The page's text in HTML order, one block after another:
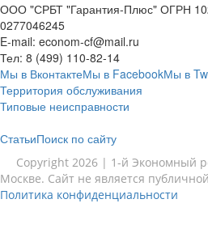
ООО "СРБТ "Гарантия-Плюс" ОГРН
0277046245
E-mail: econom-cf@mail.ru
Тел: 8 (499) 110-82-14
Мы в ВконтактеМы в FacebookМы в
Территория обслуживания
Типовые неисправности
СтатьиПоиск по сайту
Copyright 2026 | 1-й Экономный
Москве. Сайт не является
Политика конфиденциальности